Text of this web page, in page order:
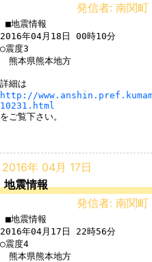
発信者: 南関
2016年04月18日 00時10分
○震度3
熊本県熊本地方
http://
10231.html
をご覧下さい。
2016年 04月 17日
地震情報
発信者: 南関
2016年04月17日 22時56分
○震度4
熊本県熊本地方